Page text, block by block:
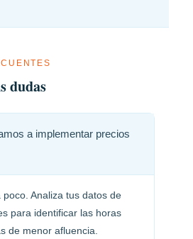
dudas
a implementar precios
poco. Analiza tus datos de
para identificar las horas
de menor afluencia.